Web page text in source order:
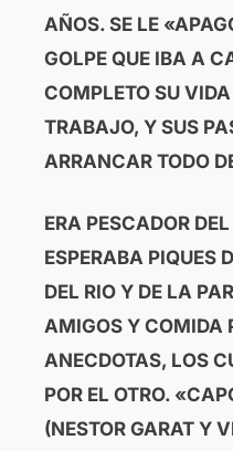
AÑOS. SE LE
GOLPE QUE IBA A
COMPLETO SU
TRABAJO, Y SUS
ARRANCAR TODO
ERA PESCADOR
ESPERABA PIQUES
DEL RIO Y DE LA
AMIGOS Y COMIDA
ANECDOTAS, LOS
POR EL OTRO.
(NESTOR GARAT Y